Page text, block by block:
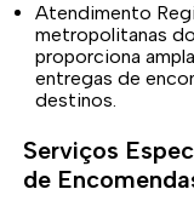
Atendimento Regional: Atendendo às regiões
metropolitanas
proporciona
entregas de
destinos.
Serviços
de